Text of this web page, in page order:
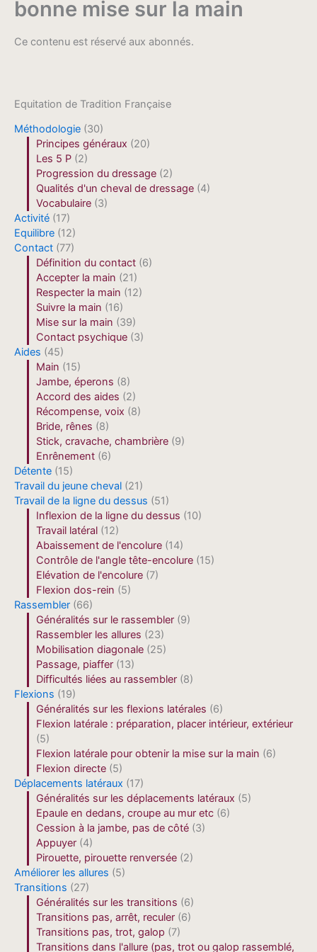
Equitation de Tradition Française
Méthodologie (30)
Principes généraux (20)
Les 5 P (2)
Progression du dressage (2)
Qualités d'un cheval de dressage (4)
Vocabulaire (3)
Activité (17)
Equilibre (12)
Contact (77)
Définition du contact (6)
Accepter la main (21)
Respecter la main (12)
Suivre la main (16)
Mise sur la main (39)
Contact psychique (3)
Aides (45)
Main (15)
Jambe, éperons (8)
Accord des aides (2)
Récompense, voix (8)
Bride, rênes (8)
Stick, cravache, chambrière (9)
Enrênement (6)
Détente (15)
Travail du jeune cheval (21)
Travail de la ligne du dessus (51)
Inflexion de la ligne du dessus (10)
Travail latéral (12)
Abaissement de l'encolure (14)
Contrôle de l'angle tête-encolure (15)
Elévation de l'encolure (7)
Flexion dos-rein (5)
Rassembler (66)
Généralités sur le rassembler (9)
Rassembler les allures (23)
Mobilisation diagonale (25)
Passage, piaffer (13)
Difficultés liées au rassembler (8)
Flexions (19)
Généralités sur les flexions latérales (6)
Flexion latérale : préparation, placer intérieur, extérieur
(5)
Flexion latérale pour obtenir la mise sur la main (6)
Flexion directe (5)
Déplacements latéraux (17)
Généralités sur les déplacements latéraux (5)
Epaule en dedans, croupe au mur etc (6)
Cession à la jambe, pas de côté (3)
Appuyer (4)
Pirouette, pirouette renversée (2)
Améliorer les allures (5)
Transitions (27)
Généralités sur les transitions (6)
Transitions pas, arrêt, reculer (6)
Transitions pas, trot, galop (7)
Transitions dans l'allure (pas, trot ou galop rassemblé,
bonne mise sur la main
Ce contenu est réservé aux abonnés.